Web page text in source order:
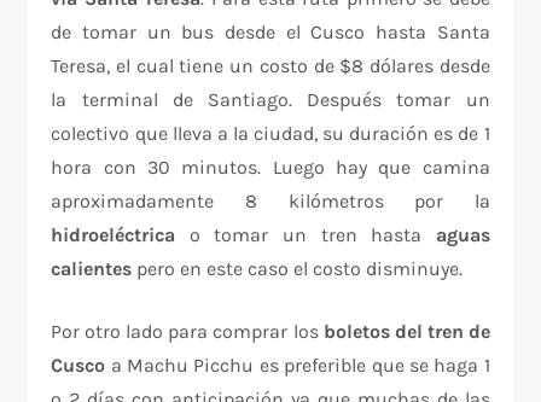
de tomar un bus desde el Cusco hasta Santa
Teresa, el cual tiene un costo de $8 dólares desde
la terminal de Santiago. Después tomar un
colectivo que lleva a la ciudad, su duración es de 1
hora con 30 minutos. Luego hay que camina
aproximadamente 8 kilómetros por la
hidroeléctrica o tomar un tren hasta aguas
calientes pero en este caso el costo disminuye.
Por otro lado para comprar los boletos del tren de
Cusco a Machu Picchu es preferible que se haga 1